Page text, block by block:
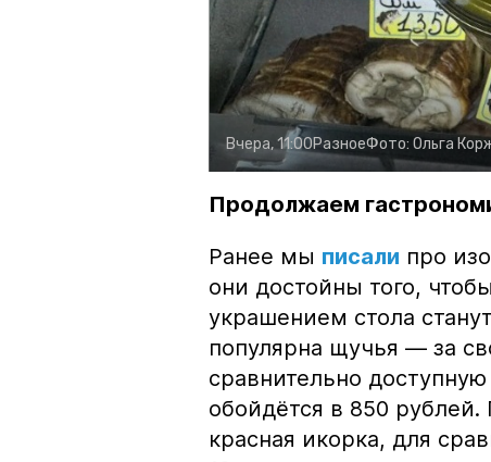
Вчера, 11:00РазноеФото: Ольга
Продолжаем
Ранее мы писали про
они достойны того,
украшением стола
популярна щучья — за
сравнительно
обойдётся в 850
красная икорка, для